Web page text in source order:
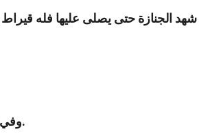
الجنازة حتى يصلى عليها فله
وفي حديث آخر لأبي هريرة رواه مسلم: كل قيراط مثل جبل أحد.